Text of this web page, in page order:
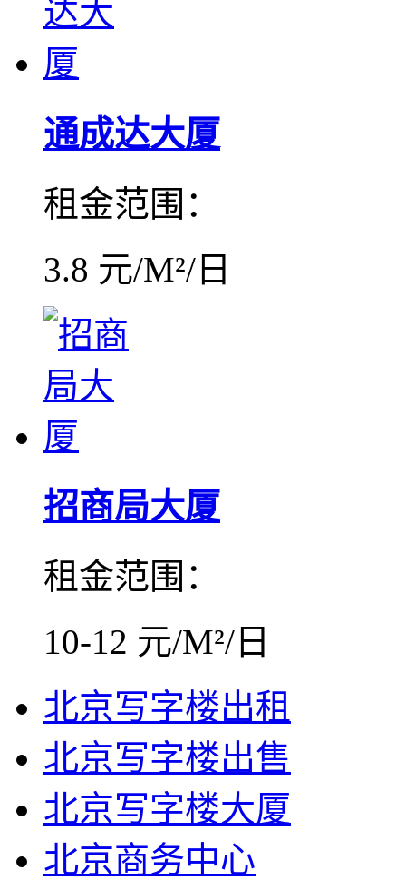
通成达大厦
租金范围：
3.8 元/M²/日
招商局大厦
租金范围：
10-12 元/M²/日
北京写字楼出租
北京写字楼出售
北京写字楼大厦
北京商务中心